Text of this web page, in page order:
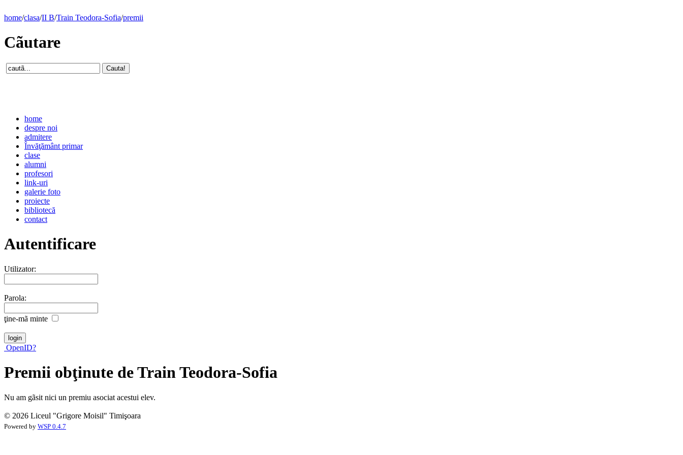
home/clasa/II B/Train Teodora-Sofia/premii
Cãutare
home
despre noi
admitere
Învăţământ primar
clase
alumni
profesori
link-uri
galerie foto
proiecte
bibliotecă
contact
Autentificare
Utilizator:
Parola:
ţine-mã minte
OpenID?
Premii obţinute de Train Teodora-Sofia
Nu am gãsit nici un premiu asociat acestui elev.
© 2026 Liceul "Grigore Moisil" Timişoara
Powered by WSP 0.4.7